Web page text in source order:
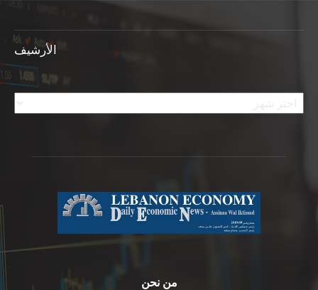
الأرشيف
الأرشيف
من نحن